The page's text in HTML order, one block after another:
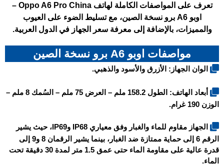
تعرف على المواصفات الكاملة لهاتف Oppo A6 Pro China –
اوبو A6 برو نسخة الصين، مع تسليط الضوء على العيوب
والمميزات، بالإضافة إلى معرفة سعر الجهاز في الدول العربية.
مواصفات اوبو A6 برو نسخة الصين
الوان الجهاز: الأزرق والأسود والذهبي.
أبعاد الهاتف: الطول 158.2 ملم – العرض 75 ملم – السُمك 8 ملم –
الوزن 190 غرام.
الجهاز مقاوم للماء والغبار وفق معياري IP68 وIP69، حيث يشير
الرقم 6 إلى حماية ممتازة ضد الغبار، بينما يشير الرقمان 8 و9 إلى
قدرة عالية على مقاومة الماء حتى عمق 1.5 متر لمدة 30 دقيقة تحت
الماء.